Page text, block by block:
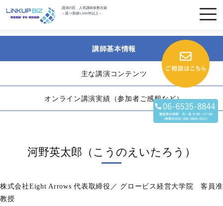
講演の匠 人気講師多数在籍
～延べ実績5,000件以上～
講師基本情報
主な講演コンテンツ
オンライン講演実績（参加者ご感想など）
河野英太郎（こうのえいたろう）
株式会社Eight Arrows 代表取締役／ グロービス経営大学院 客員准
教授